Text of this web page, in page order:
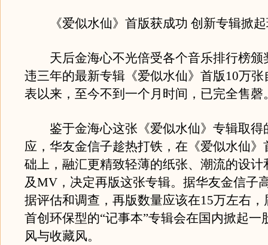
《爱似水仙》首版获成功 创新专辑掀起
天后金海心不光倍受各个音乐排行榜颁
违三年的最新专辑《爱似水仙》首版10万张
表以来，至今不到一个月时间，已完全售磬
鉴于金海心这张《爱似水仙》专辑取得
应，华友金信子趁热打铁，在《爱似水仙》
础上，融汇更精致轻薄的纸张、潮流的设计
及MV，决定再版这张专辑。据华友金信子
据评估和调查，再版数量应该在15万左右
首创环保型的“记事本”专辑会在国内掀起一
风与收藏风。